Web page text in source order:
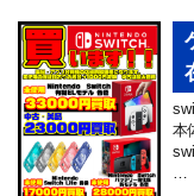
本
…